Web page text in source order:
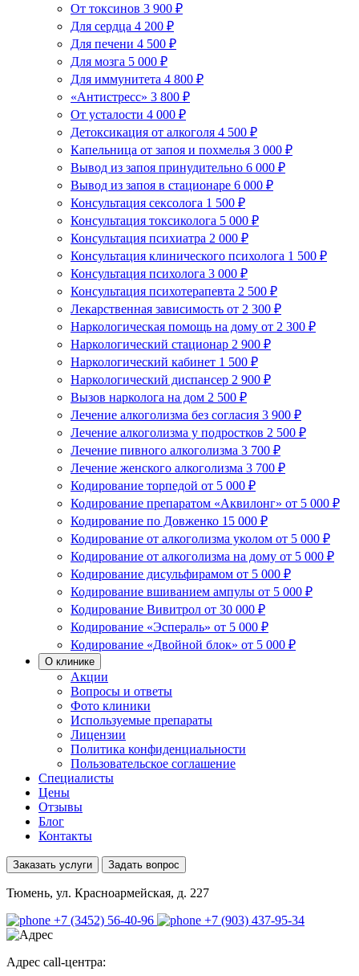
От токсинов 3 900 ₽
Для сердца 4 200 ₽
Для печени 4 500 ₽
Для мозга 5 000 ₽
Для иммунитета 4 800 ₽
«Антистресс» 3 800 ₽
От усталости 4 000 ₽
Детоксикация от алкоголя 4 500 ₽
Капельница от запоя и похмелья 3 000 ₽
Вывод из запоя принудительно 6 000 ₽
Вывод из запоя в стационаре 6 000 ₽
Консультация сексолога 1 500 ₽
Консультация токсиколога 5 000 ₽
Консультация психиатра 2 000 ₽
Консультация клинического психолога 1 500 ₽
Консультация психолога 3 000 ₽
Консультация психотерапевта 2 500 ₽
Лекарственная зависимость от 2 300 ₽
Наркологическая помощь на дому от 2 300 ₽
Наркологический стационар 2 900 ₽
Наркологический кабинет 1 500 ₽
Наркологический диспансер 2 900 ₽
Вызов нарколога на дом 2 500 ₽
Лечение алкоголизма без согласия 3 900 ₽
Лечение алкоголизма у подростков 2 500 ₽
Лечение пивного алкоголизма 3 700 ₽
Лечение женского алкоголизма 3 700 ₽
Кодирование торпедой от 5 000 ₽
Кодирование препаратом «Аквилонг» от 5 000 ₽
Кодирование по Довженко 15 000 ₽
Кодирование от алкоголизма уколом от 5 000 ₽
Кодирование от алкоголизма на дому от 5 000 ₽
Кодирование дисульфирамом от 5 000 ₽
Кодирование вшиванием ампулы от 5 000 ₽
Кодирование Вивитрол от 30 000 ₽
Кодирование «Эспераль» от 5 000 ₽
Кодирование «Двойной блок» от 5 000 ₽
О клинике
Акции
Вопросы и ответы
Фото клиники
Используемые препараты
Лицензии
Политика конфиденциальности
Пользовательское соглашение
Специалисты
Цены
Отзывы
Блог
Контакты
Заказать услуги Задать вопрос
Тюмень, ул. Красноармейская, д. 227
+7 (3452) 56-40-96
+7 (903) 437-95-34
Адрес call-центра: